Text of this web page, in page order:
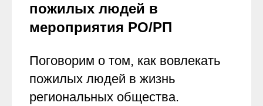
пожилых людей в
мероприятия РО/РП
Поговорим о том, как вовлекать
пожилых людей в жизнь
региональных общества.